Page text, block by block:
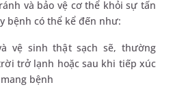
và bảo vệ cơ thể khỏi sự tấn
bệnh có thể kể đến như:
vệ sinh thật sạch sẽ, thường
trở lạnh hoặc sau khi tiếp xúc
bệnh